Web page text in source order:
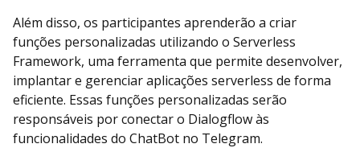
Além disso, os participantes aprenderão a criar
funções personalizadas utilizando o Serverless
Framework, uma ferramenta que permite desenvolver,
implantar e gerenciar aplicações serverless de forma
eficiente. Essas funções personalizadas serão
responsáveis por conectar o Dialogflow às
funcionalidades do ChatBot no Telegram.